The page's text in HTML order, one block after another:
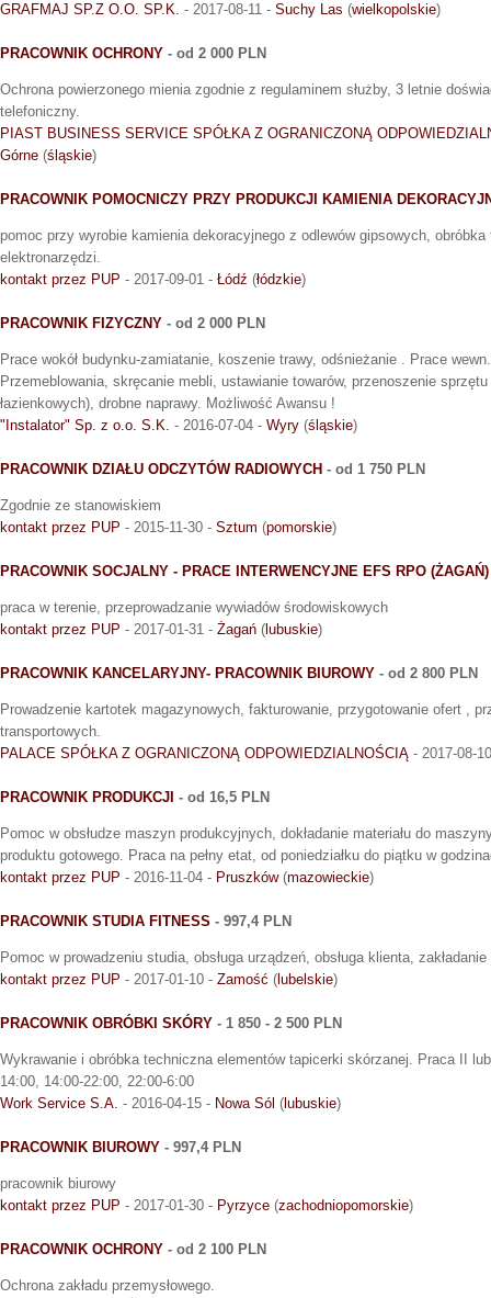
GRAFMAJ SP.Z O.O. SP.K. - 2017-08-11 - Suchy Las (wielkopolskie)
PRACOWNIK OCHRONY - od 2 000 PLN
Ochrona powierzonego mienia zgodnie z regulaminem służby, 3 letnie
telefoniczny.
PIAST BUSINESS SERVICE SPÓŁKA Z OGRANICZONĄ
Górne (śląskie)
PRACOWNIK POMOCNICZY PRZY PRODUKCJI KAMIENIA
pomoc przy wyrobie kamienia dekoracyjnego z odlewów gipsowych, obróbka
elektronarzędzi.
kontakt przez PUP - 2017-09-01 - Łódź (łódzkie)
PRACOWNIK FIZYCZNY - od 2 000 PLN
Prace wokół budynku-zamiatanie, koszenie trawy, odśnieżanie . Prace
Przemeblowania, skręcanie mebli, ustawianie towarów, przenoszenie
łazienkowych), drobne naprawy. Możliwość Awansu !
"Instalator" Sp. z o.o. S.K. - 2016-07-04 - Wyry (śląskie)
PRACOWNIK DZIAŁU ODCZYTÓW RADIOWYCH - od 1 750 PLN
Zgodnie ze stanowiskiem
kontakt przez PUP - 2015-11-30 - Sztum (pomorskie)
PRACOWNIK SOCJALNY - PRACE INTERWENCYJNE EFS RPO (ŻAGAŃ)
praca w terenie, przeprowadzanie wywiadów środowiskowych
kontakt przez PUP - 2017-01-31 - Żagań ( lubuskie)
PRACOWNIK KANCELARYJNY- PRACOWNIK BIUROWY - od 2 800 PLN
Prowadzenie kartotek magazynowych, fakturowanie, przygotowanie ofert ,
transportowych.
PALACE SPÓŁKA Z OGRANICZONĄ ODPOWIEDZIALNOŚCIĄ - 2017-08-
PRACOWNIK PRODUKCJI - od 16,5 PLN
Pomoc w obsłudze maszyn produkcyjnych, dokładanie materiału do
produktu gotowego. Praca na pełny etat, od poniedziałku do piątku w
kontakt przez PUP - 2016-11-04 - Pruszków(mazowieckie)
PRACOWNIK STUDIA FITNESS - 997,4 PLN
Pomoc w prowadzeniu studia, obsługa urządzeń, obsługa klienta,
kontakt przez PUP - 2017-01-10 - Zamość ( lubelskie)
PRACOWNIK OBRÓBKI SKÓRY - 1 850 - 2 500 PLN
Wykrawanie i obróbka techniczna elementów tapicerki skórzanej. Praca II
14:00, 14:00-22:00, 22:00-6:00
Work Service S.A. - 2016-04-15 - Nowa Sól ( lubuskie)
PRACOWNIK BIUROWY - 997,4 PLN
pracownik biurowy
kontakt przez PUP - 2017-01-30 - Pyrzyce (zachodniopomorskie)
PRACOWNIK OCHRONY - od 2 100 PLN
Ochrona zakładu przemysłowego.